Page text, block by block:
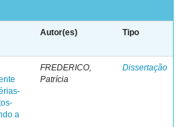
Autor(es) Tipo
a
FREDERICO,
Patrícia
Dissertação